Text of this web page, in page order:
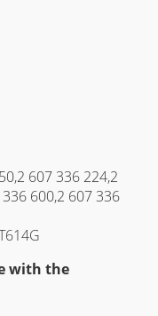
607 336 224,2
600,2 607 336
with the